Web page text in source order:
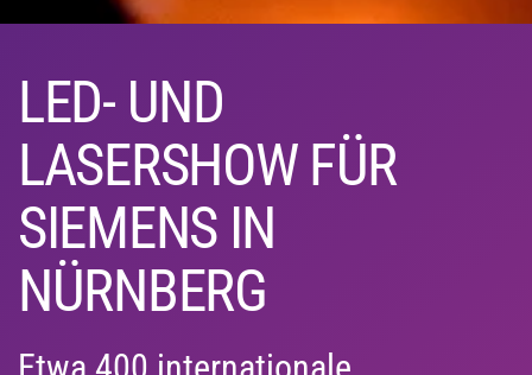
LED- UND
LASERSHOW FÜR
SIEMENS IN
NÜRNBERG